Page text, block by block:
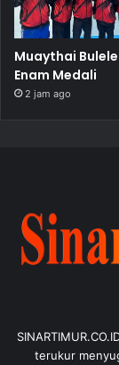
Muaythai
Enam Medali
2 jam ago
terukur